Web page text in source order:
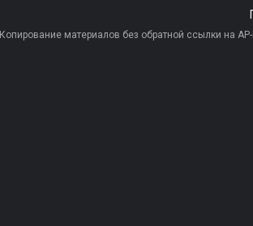
Копирование материалов без обратной ссылки на